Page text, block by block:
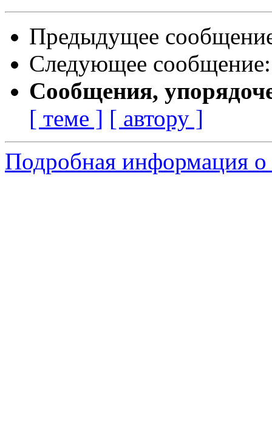
Предыдущее
Следующее
Сообщения,
[ теме ] [ автору ]
Подробная информация